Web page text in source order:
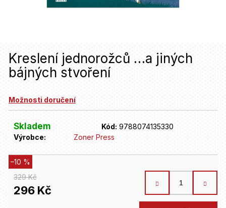
Kreslení jednorožců …a jiných
bájných stvoření
Možnosti doručení
Skladem Kód: 9788074135330
Výrobce:
Zoner Press
329 Kč
–10 %
296 Kč
a
j
í
t
?
HLEDAT
D
o